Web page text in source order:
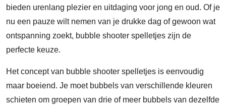
bieden urenlang plezier en uitdaging voor jong en oud. Of je
nu een pauze wilt nemen van je drukke dag of gewoon wat
ontspanning zoekt, bubble shooter spelletjes zijn de
perfecte keuze.
Het concept van bubble shooter spelletjes is eenvoudig
maar boeiend. Je moet bubbels van verschillende kleuren
schieten om groepen van drie of meer bubbels van dezelfde